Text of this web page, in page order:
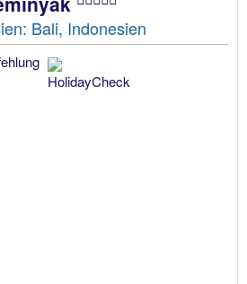
Bali, Indonesien